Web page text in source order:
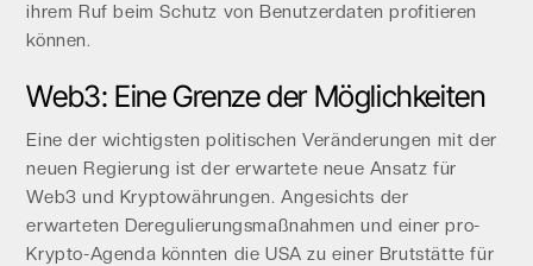
ihrem Ruf beim Schutz von Benutzerdaten profitieren
können.
Web3: Eine Grenze der Möglichkeiten
Eine der wichtigsten politischen Veränderungen mit der
neuen Regierung ist der erwartete neue Ansatz für
Web3 und Kryptowährungen. Angesichts der
erwarteten Deregulierungsmaßnahmen und einer pro-
Krypto-Agenda könnten die USA zu einer Brutstätte für